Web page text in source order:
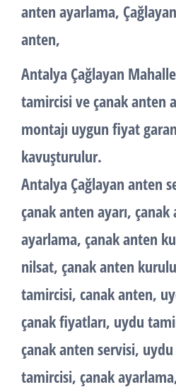
anten ayarlama,
anten,
Antalya Çağlayan
tamircisi ve çanak anten
montajı uygun fiyat
kavuşturulur.
Antalya Çağlayan anten
çanak anten ayarı,
ayarlama, çanak anten
nilsat, çanak anten
tamircisi, canak anten,
çanak fiyatları, uydu
çanak anten servisi,
tamircisi, çanak